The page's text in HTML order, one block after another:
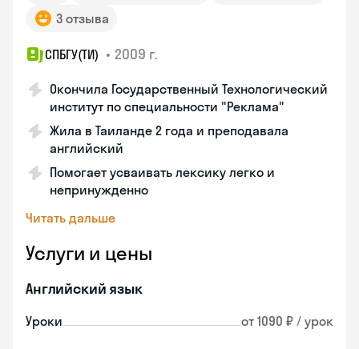
3 отзыва
СПБГУ(ТИ) • 2009 г.
Окончила Государственный Технологический
институт по специальности "Реклама"
Жила в Таиланде 2 года и преподавала
английский
Помогает усваивать лексику легко и
непринужденно
Читать дальше
Услуги и цены
Английский язык
Уроки от 1090 ₽ / урок